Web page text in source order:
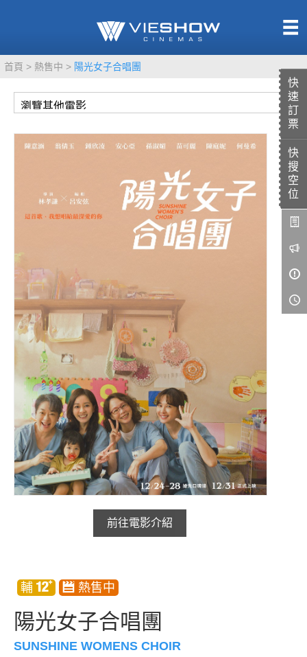
快
速
訂
票
快
搜
空
位
首頁 熱售中 陽光女子合唱團
前往電影介紹
陽光女子合唱團
SUNSHINE WOMENS CHOIR
IMAX
4DX
LIVE演唱會
UNICORN
影城公告
影城活動
中獎名單
合作夥伴
商家介紹
加入iShow
會員Q&A